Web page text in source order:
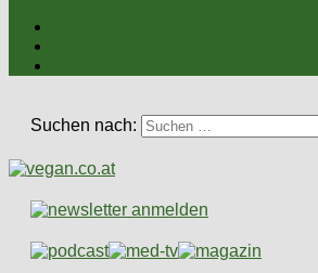
Suchen nach: